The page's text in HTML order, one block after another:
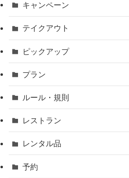
キャンペーン
テイクアウト
ピックアップ
プラン
ルール・規則
レストラン
レンタル品
予約